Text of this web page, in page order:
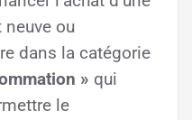
neuve ou
dans la catégorie
» qui
le